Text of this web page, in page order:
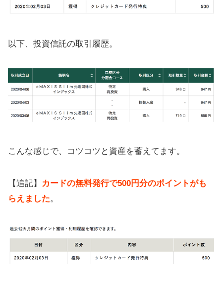
以下、投資信託の取引履歴。
こんな感じで、コツコツと資産を蓄えてます。
【追記】 カードの無料発行で500円分のポイントがも
らえました。